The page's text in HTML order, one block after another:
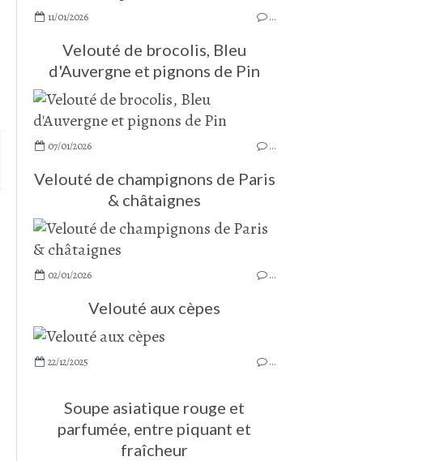
11/01/2026 …
Velouté de brocolis, Bleu
d'Auvergne et pignons de Pin
07/01/2026 …
Velouté de champignons de Paris
& châtaignes
02/01/2026 …
Velouté aux cèpes
22/12/2025 …
Soupe asiatique rouge et
parfumée, entre piquant et
fraîcheur